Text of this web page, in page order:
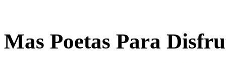
Mas Poetas Para